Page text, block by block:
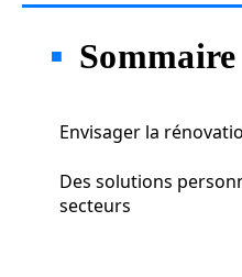
Sommaire
Envisager la
Des solutions
secteurs